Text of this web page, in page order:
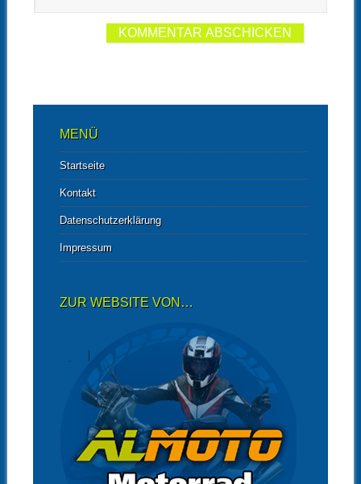
MENÜ
Startseite
Kontakt
Datenschutzerklärung
Impressum
ZUR WEBSITE VON…